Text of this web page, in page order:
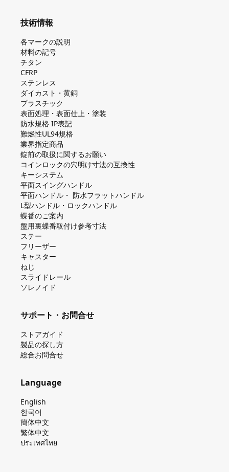
技術情報
各マークの説明
材料の記号
チタン
CFRP
ステンレス
ダイカスト・⻩銅
プラスチック
表面処理・表面仕上・塗装
防⽔規格 IP表記
難燃性UL94規格
業界指定商品
錠前の取扱に関するお願い
コインロックの⽳明け⼨法の互換性
キーシステム
平⾯スイングハンドル
平⾯ハンドル・ 防⽔フラットハンドル
L型ハンドル・ロックハンドル
蝶番のご案内
盤⽤裏蝶番取付け参考⼨法
ステー
フリーザー
キャスター
ねじ
スライドレール
ソレノイド
サポート・お問合せ
ストアガイド
製品の探し⽅
総合お問合せ
Language
English
한국어
簡体中文
繁体中文
ประเทศไทย